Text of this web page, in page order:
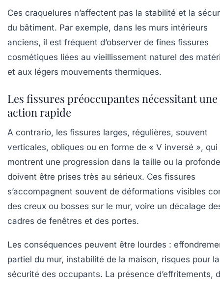
Ces craquelures n’affectent pas la stabilité et la
du bâtiment. Par exemple, dans les murs intérieurs
anciens, il est fréquent d’observer de fines fissures
cosmétiques liées au vieillissement naturel des
et aux légers mouvements thermiques.
Les fissures préoccupantes nécessitant une
action rapide
A contrario, les fissures larges, régulières, souvent
verticales, obliques ou en forme de « V inversé », qui
montrent une progression dans la taille ou la
doivent être prises très au sérieux. Ces fissures
s’accompagnent souvent de déformations visibles
des creux ou bosses sur le mur, voire un décalage
cadres de fenêtres et des portes.
Les conséquences peuvent être lourdes :
partiel du mur, instabilité de la maison, risques pour la
sécurité des occupants. La présence d’effritements,